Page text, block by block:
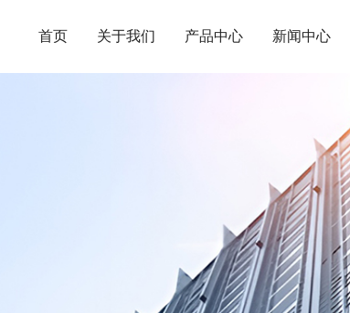
首页 关于我们 产品中心 新闻中心